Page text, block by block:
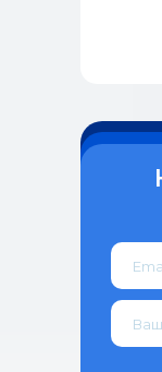
Об институте
443099,
(каб. 505-508)
+7 (846) 374-
+7 927 260-
Истории